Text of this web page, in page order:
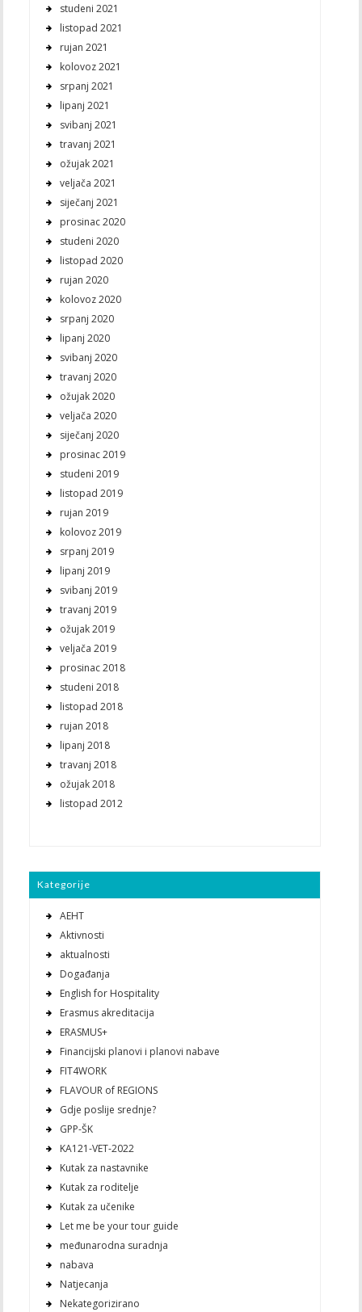
studeni 2021
listopad 2021
rujan 2021
kolovoz 2021
srpanj 2021
lipanj 2021
svibanj 2021
travanj 2021
ožujak 2021
veljača 2021
siječanj 2021
prosinac 2020
studeni 2020
listopad 2020
rujan 2020
kolovoz 2020
srpanj 2020
lipanj 2020
svibanj 2020
travanj 2020
ožujak 2020
veljača 2020
siječanj 2020
prosinac 2019
studeni 2019
listopad 2019
rujan 2019
kolovoz 2019
srpanj 2019
lipanj 2019
svibanj 2019
travanj 2019
ožujak 2019
veljača 2019
prosinac 2018
studeni 2018
listopad 2018
rujan 2018
lipanj 2018
travanj 2018
ožujak 2018
listopad 2012
Kategorije
AEHT
Aktivnosti
aktualnosti
Događanja
English for Hospitality
Erasmus akreditacija
ERASMUS+
Financijski planovi i planovi nabave
FIT4WORK
FLAVOUR of REGIONS
Gdje poslije srednje?
GPP-ŠK
KA121-VET-2022
Kutak za nastavnike
Kutak za roditelje
Kutak za učenike
Let me be your tour guide
međunarodna suradnja
nabava
Natjecanja
Nekategorizirano